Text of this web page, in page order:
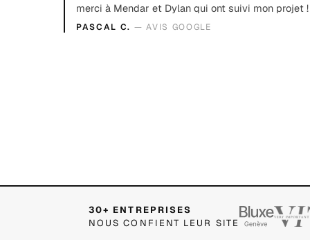
merci à Mendar et Dylan qui ont suivi mon projet
PASCAL C. — AVIS GOOGLE
30+ ENTREPRISES
NOUS CONFIENT LEUR SITE